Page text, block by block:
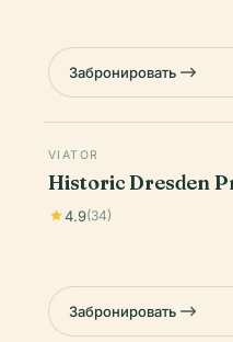
Забронировать
VIATOR
Historic Dresden
4.9(34)
Забронировать